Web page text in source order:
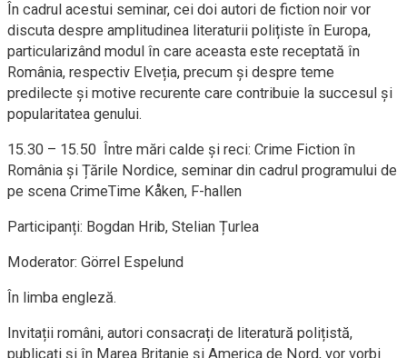
În cadrul acestui seminar, cei doi autori de fiction noir vor
discuta despre amplitudinea literaturii polițiste în Europa,
particularizând modul în care aceasta este receptată în
România, respectiv Elveția, precum și despre teme
predilecte și motive recurente care contribuie la succesul și
popularitatea genului.
15.30 – 15.50 Între mări calde și reci: Crime Fiction în
România și Țările Nordice, seminar din cadrul programului de
pe scena CrimeTime Kåken, F-hallen
Participanți: Bogdan Hrib, Stelian Țurlea
Moderator: Görrel Espelund
În limba engleză.
Invitații români, autori consacrați de literatură polițistă,
publicați și în Marea Britanie și America de Nord, vor vorbi